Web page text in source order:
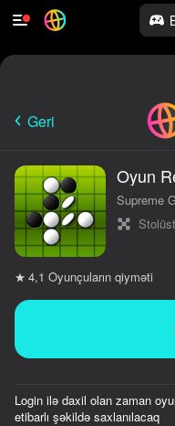
Geri
Oyun
Supreme
4,1 Oyunçuların qiyməti
Login ilə daxil olan zaman
etibarlı şəkildə saxlanılacaq